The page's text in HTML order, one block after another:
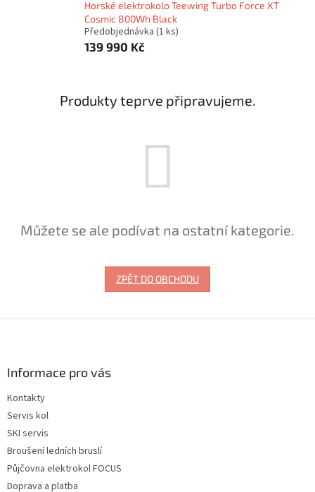
Horské elektrokolo Teewing Turbo Force XT
Cosmic 800Wh Black
Předobjednávka (1 ks)
139 990 Kč
Produkty teprve připravujeme.
Můžete se ale podívat na ostatní kategorie.
ZPĚT DO OBCHODU
Informace pro vás
Kontakty
Servis kol
SKI servis
Broušení ledních bruslí
Půjčovna elektrokol FOCUS
Doprava a platba